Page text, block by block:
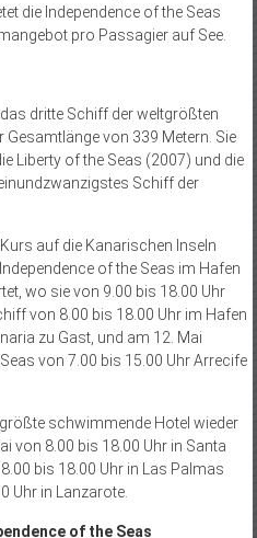
die Independence of the Seas
pro Passagier auf See.
dritte Schiff der weltgrößten
von 339 Metern. Sie
Liberty of the Seas (2007) und die
Schiff der
auf die Kanarischen Inseln
of the Seas im Hafen
wo sie von 9.00 bis 18.00 Uhr
von 8.00 bis 18.00 Uhr im Hafen
zu Gast, und am 12. Mai
von 7.00 bis 15.00 Uhr Arrecife
schwimmende Hotel wieder
von 8.00 bis 18.00 Uhr in Santa
bis 18.00 Uhr in Las Palmas
Uhr in Lanzarote.
of the Seas